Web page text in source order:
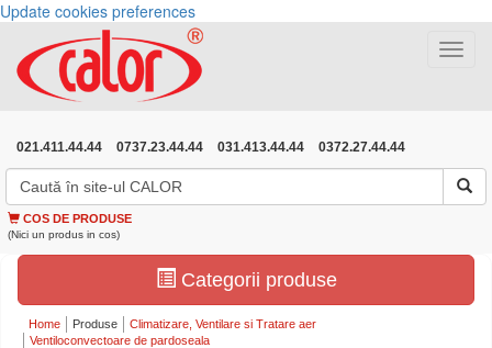
Update cookies preferences
Toggle
021.411.44.44 0737.23.44.44 031.413.44.44 0372.27.44.44
COS DE PRODUSE
(Nici un produs in cos)
Categorii produse
Home Produse
Climatizare, Ventilare si Tratare aer
Ventiloconvectoare de pardoseala